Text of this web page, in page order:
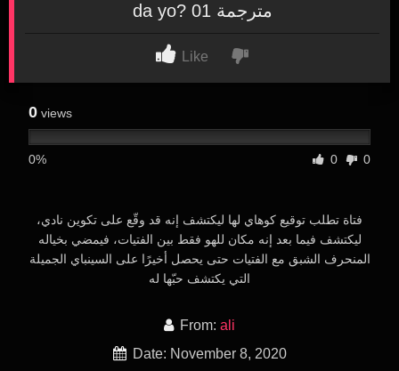
da yo? 01 مترجمة
Like
0 views
0% 0 0
فتاة تطلب توقيع كوهاي لها ليكتشف إنه قد وقّع على تكوين نادي،
ليكتشف فيما بعد إنه مكان للهو فقط بين الفتيات، فيمضي بخياله
المنحرف الشبق مع الفتيات حتى يحصل أخيرًا على السينباي الجميلة
التي يكتشف حبّها له
From: ali
Date: November 8, 2020